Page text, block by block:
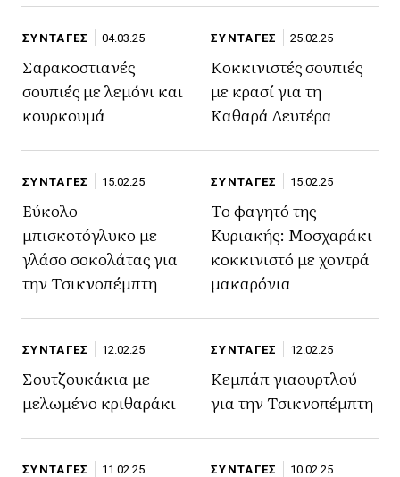
ΣΥΝΤΑΓΕΣ 04.03.25
Σαρακοστιανές
σουπιές με λεμόνι και
κουρκουμά
ΣΥΝΤΑΓΕΣ 25.02.25
Κοκκινιστές σουπιές
με κρασί για τη
Καθαρά Δευτέρα
ΣΥΝΤΑΓΕΣ 15.02.25
Εύκολο
μπισκοτόγλυκο με
γλάσο σοκολάτας για
την Τσικνοπέμπτη
ΣΥΝΤΑΓΕΣ 15.02.25
Το φαγητό της
Κυριακής: Μοσχαράκι
κοκκινιστό με χοντρά
μακαρόνια
ΣΥΝΤΑΓΕΣ 12.02.25
Σουτζουκάκια με
μελωμένο κριθαράκι
ΣΥΝΤΑΓΕΣ 12.02.25
Κεμπάπ γιαουρτλού
για την Τσικνοπέμπτη
ΣΥΝΤΑΓΕΣ 11.02.25 ΣΥΝΤΑΓΕΣ 10.02.25